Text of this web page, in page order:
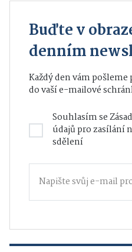
Buďte v
denním
Každý den vám
do vaší e-mailové
Souhlasím se
údajůpro zasílání
sdělení